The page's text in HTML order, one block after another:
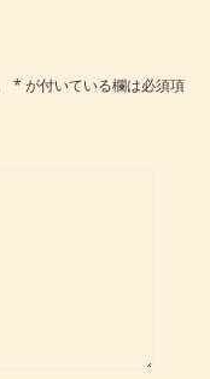
* が付いている欄は必須項